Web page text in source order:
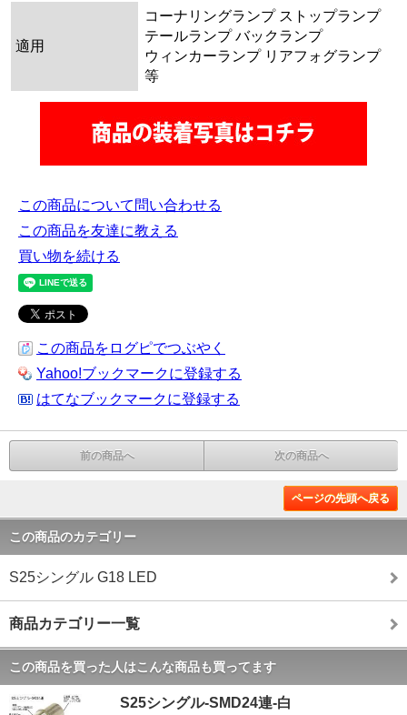
適用
コーナリングランプ ストップランプ
テールランプ バックランプ
ウィンカーランプ リアフォグランプ
等
この商品について問い合わせる
この商品を友達に教える
買い物を続ける
この商品をログピでつぶやく
Yahoo!ブックマークに登録する
はてなブックマークに登録する
前の商品へ 次の商品へ
ページの先頭へ戻る
この商品のカテゴリー
S25シングル G18 LED
商品カテゴリー一覧
この商品を買った人はこんな商品も買ってます
S25シングル-SMD24連-白